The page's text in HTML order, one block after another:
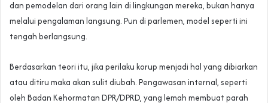
dan pemodelan dari orang lain di lingkungan mereka, bukan hanya
melalui pengalaman langsung. Pun di parlemen, model seperti ini
tengah berlangsung.
Berdasarkan teori itu, jika perilaku korup menjadi hal yang dibiarkan
atau ditiru maka akan sulit diubah. Pengawasan internal, seperti
oleh Badan Kehormatan DPR/DPRD, yang lemah membuat parah